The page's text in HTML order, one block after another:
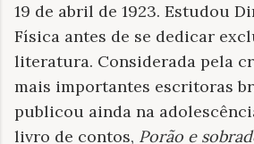
19 de abril de 1923. Estudou
Física antes de se dedicar
literatura. Considerada pela
mais importantes escritoras
publicou ainda na
livro de contos, Porão e